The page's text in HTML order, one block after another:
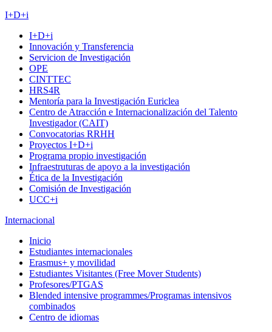
I+D+i
I+D+i
Innovación y Transferencia
Servicion de Investigación
OPE
CINTTEC
HRS4R
Mentoría para la Investigación Euriclea
Centro de Atracción e Internacionalización del Talento
Investigador (CAIT)
Convocatorias RRHH
Proyectos I+D+i
Programa propio investigación
Infraestruturas de apoyo a la investigación
Ética de la Investigación
Comisión de Investigación
UCC+i
Internacional
Inicio
Estudiantes internacionales
Erasmus+ y movilidad
Estudiantes Visitantes (Free Mover Students)
Profesores/PTGAS
Blended intensive programmes/Programas intensivos
combinados
Centro de idiomas